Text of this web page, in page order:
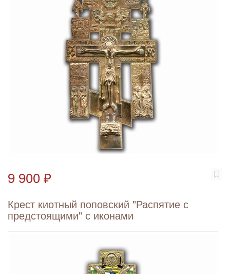
9 900 ₽
Крест киотный поповский "Распятие с
предстоящими" с иконами